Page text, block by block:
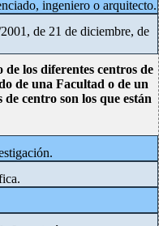
ingeniero o arquitecto.
de 21 de diciembre, de
de los diferentes centros de
de una Facultad o de un
centro son los que están